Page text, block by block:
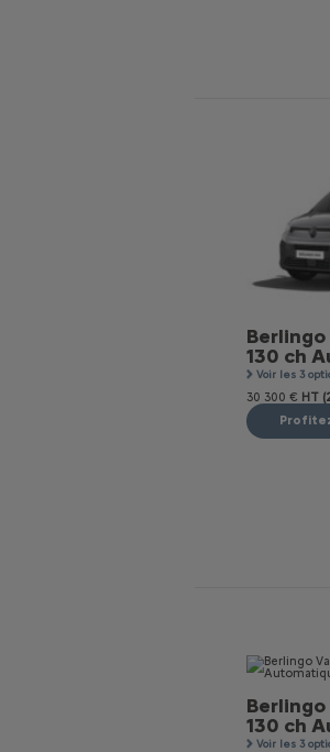
Berlingo
130 ch
Voir les 3
30 300 € HT
Berlingo
130 ch
Voir les 3